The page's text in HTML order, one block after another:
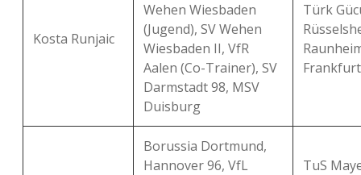
Kosta Runjaic
Wehen Wiesbaden
(Jugend), SV Wehen
Wiesbaden II, VfR
Aalen (Co-Trainer), SV
Darmstadt 98, MSV
Duisburg
Türk
Frankfurt
Borussia Dortmund,
Hannover 96, VfL
TuS